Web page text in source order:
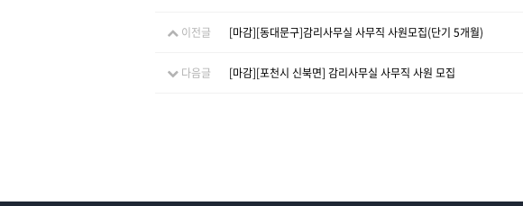
이전글 [마감][동대문구]감리사무실 사무직 사원모집(단기 5개월)
다음글 [마감][포천시 신북면] 감리사무실 사무직 사원 모집